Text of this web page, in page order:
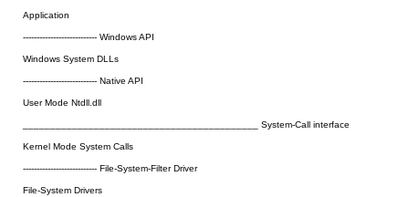
Application
--------------------------- Windows API
Windows System DLLs
--------------------------- Native API
User Mode Ntdll.dll
___________________________________________ System-Call interface
Kernel Mode System Calls
--------------------------- File-System-Filter Driver
File-System Drivers